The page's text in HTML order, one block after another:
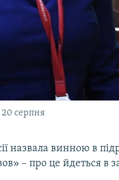
20 серпня
назвала винною в
– про це йдеться в